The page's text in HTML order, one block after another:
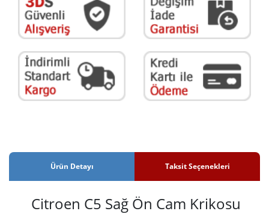
Ürün Detayı Taksit Seçenekleri
Citroen C5 Sağ Ön Cam Krikosu